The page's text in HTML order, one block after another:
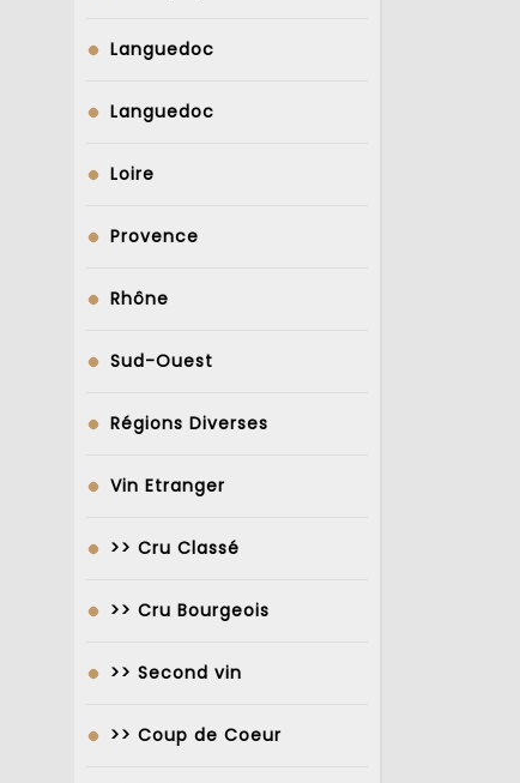
Languedoc
Languedoc
Loire
Provence
Rhône
Sud-Ouest
Régions Diverses
Vin Etranger
>> Cru Classé
>> Cru Bourgeois
>> Second vin
>> Coup de Coeur